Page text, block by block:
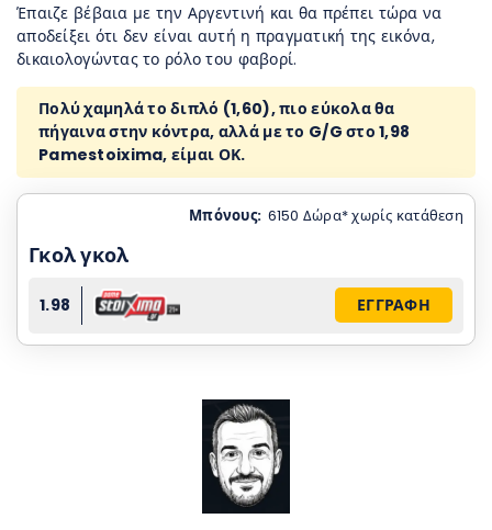
Έπαιζε βέβαια με την Αργεντινή και θα πρέπει τώρα να
αποδείξει ότι δεν είναι αυτή η πραγματική της εικόνα,
δικαιολογώντας το ρόλο του φαβορί.
Πολύ χαμηλά το διπλό (1,60), πιο εύκολα θα
πήγαινα στην κόντρα, αλλά με το G/G στο 1,98
Pamestoixima, είμαι ΟΚ.
Μπόνους: 6150 Δώρα* χωρίς κατάθεση
Γκολ γκολ
1.98 ΕΓΓΡΑΦΗ